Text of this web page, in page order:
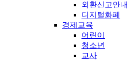
외환신고안내
디지털화폐
경제교육
어린이
청소년
교사